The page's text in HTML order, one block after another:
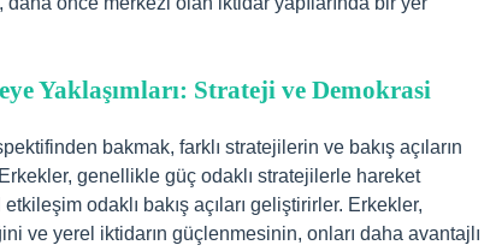
Yaklaşımları: Strateji ve Demokrasi
bakmak, farklı stratejilerin ve bakış açıların
genellikle güç odaklı stratejilerle hareket
odaklı bakış açıları geliştirirler. Erkekler,
ve yerel iktidarın güçlenmesinin, onları daha avantajlı